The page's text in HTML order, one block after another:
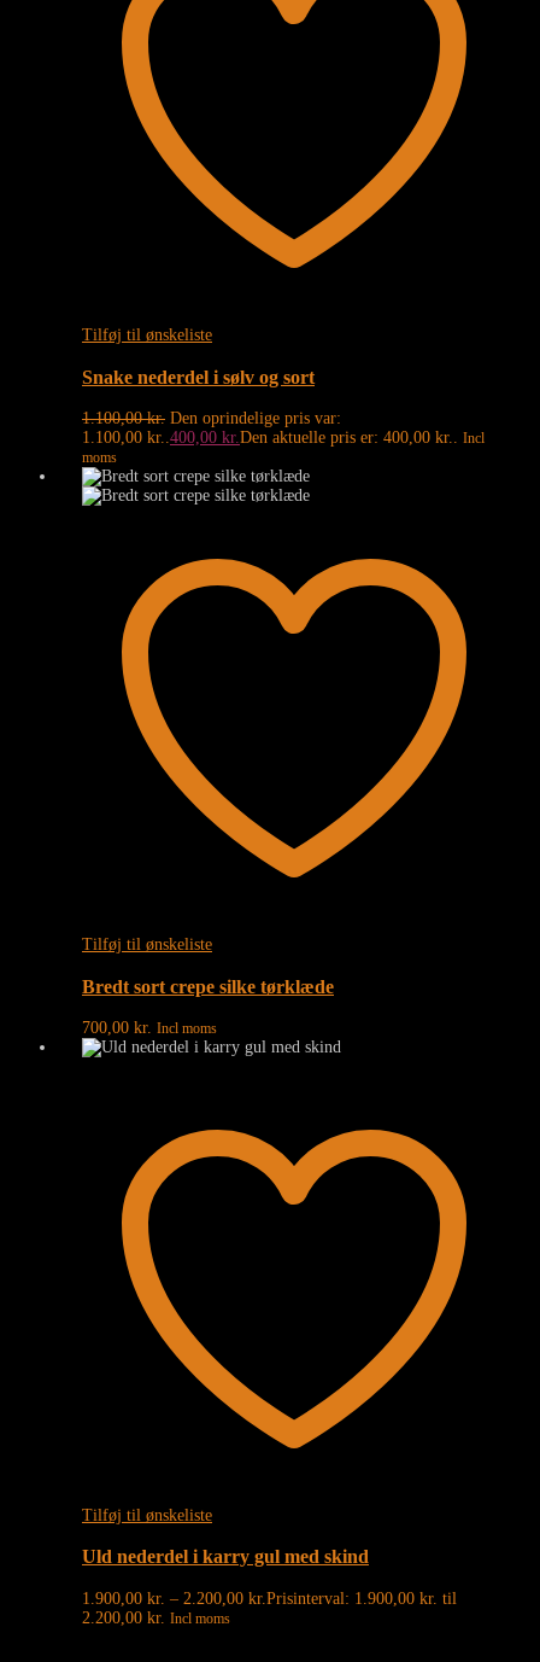
Tilføj til ønskeliste
Snake nederdel i sølv og sort
1.100,00kr. Den oprindelige pris var:
1.100,00 kr..400,00 kr.Den aktuelle pris er: 400,00 kr.. Incl
moms
Tilføj til ønskeliste
Bredt sort crepe silke tørklæde
700,00 kr. Incl moms
Tilføj til ønskeliste
Uld nederdel i karry gul med skind
1.900,00 kr. – 2.200,00 kr. Prisinterval: 1.900,00 kr. til
2.200,00 kr. Incl moms